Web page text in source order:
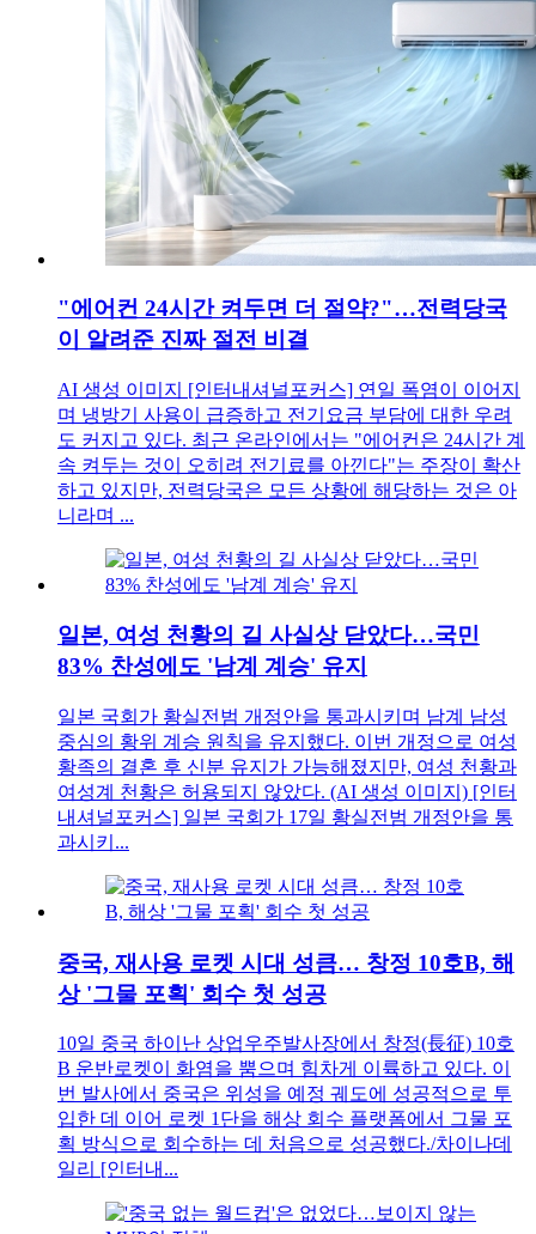
"에어컨 24시간 켜두면 더 절약?"…전력당국
이 알려준 진짜 절전 비결
AI 생성 이미지 [인터내셔널포커스] 연일 폭염이 이어지
며 냉방기 사용이 급증하고 전기요금 부담에 대한 우려
도 커지고 있다. 최근 온라인에서는 "에어컨은 24시간 계
속 켜두는 것이 오히려 전기료를 아낀다"는 주장이 확산
하고 있지만, 전력당국은 모든 상황에 해당하는 것은 아
니라며 ...
일본, 여성 천황의 길 사실상 닫았다…국민
83% 찬성에도 '남계 계승' 유지
일본 국회가 황실전범 개정안을 통과시키며 남계 남성
중심의 황위 계승 원칙을 유지했다. 이번 개정으로 여성
황족의 결혼 후 신분 유지가 가능해졌지만, 여성 천황과
여성계 천황은 허용되지 않았다. (AI 생성 이미지) [인터
내셔널포커스] 일본 국회가 17일 황실전범 개정안을 통
과시키...
중국, 재사용 로켓 시대 성큼… 창정 10호B, 해
상 '그물 포획' 회수 첫 성공
10일 중국 하이난 상업우주발사장에서 창정(長征) 10호
B 운반로켓이 화염을 뿜으며 힘차게 이륙하고 있다. 이
번 발사에서 중국은 위성을 예정 궤도에 성공적으로 투
입한 데 이어 로켓 1단을 해상 회수 플랫폼에서 그물 포
획 방식으로 회수하는 데 처음으로 성공했다./차이나데
일리 [인터내...